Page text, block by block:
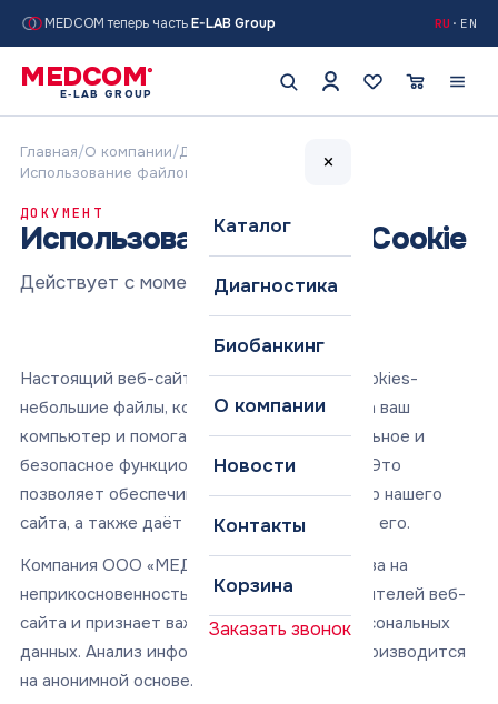
MEDCOM теперь частьE-LAB Group RU · EN
MEDCOM®
E‑LAB GROUP
×
Каталог
Диагностика
Биобанкинг
О компании
Новости
Контакты
Корзина
Заказать звонок
Главная/О компании/Документы
Использование файлов Cookie
ДОКУМЕНТ
Использование файлов Cookie
Действует с момента публикации
Настоящий веб-сайт использует файлы сookies-
небольшие файлы, которые загружаются на ваш
компьютер и помогают обеспечить нормальное и
безопасное функционирование веб-сайта. Это
позволяет обеспечивать удобный просмотр нашего
сайта, а также даёт возможность улучшать его.
Компания ООО «МЕДКОМ» соблюдает права на
неприкосновенность частной жизни посетителей веб-
сайта и признает важность защиты их персональных
данных. Анализ информации с веб сайта производится
на анонимной основе.